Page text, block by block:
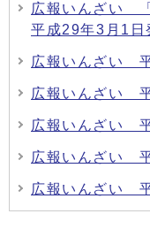
広報いんざい
平成29年3月1日
広報いんざい
広報いんざい
広報いんざい
広報いんざい
広報いんざい